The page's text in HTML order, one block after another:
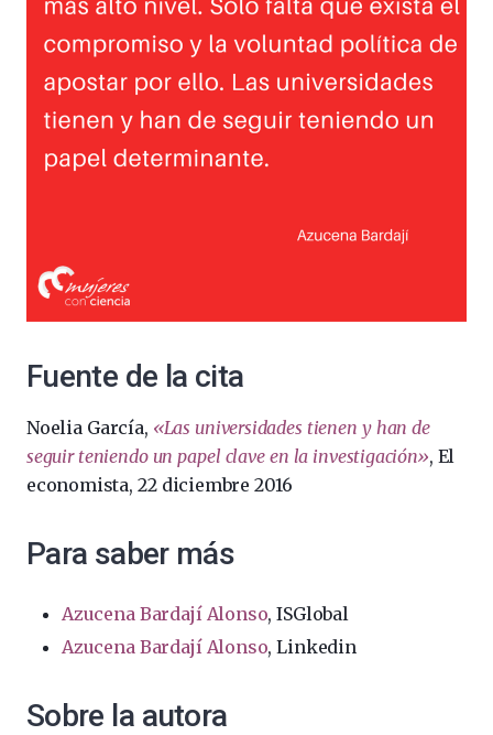
Fuente de la cita
Noelia García, «Las universidades tienen y han de
seguir teniendo un papel clave en la investigación», El
economista, 22 diciembre 2016
Para saber más
Azucena Bardají Alonso, ISGlobal
Azucena Bardají Alonso, Linkedin
Sobre la autora